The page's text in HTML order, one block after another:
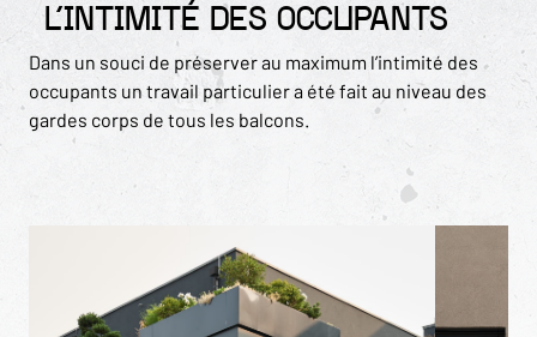
L’INTIMITÉ DES OCCUPANTS
Dans un souci de préserver au maximum l’intimité des
occupants un travail particulier a été fait au niveau des
gardes corps de tous les balcons.